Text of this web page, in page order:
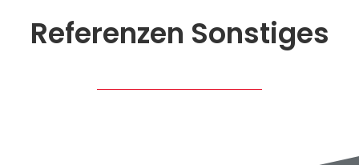
Referenzen Sonstiges